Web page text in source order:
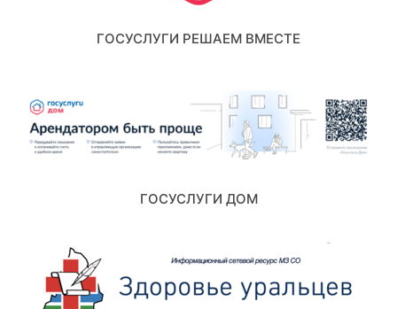
ГОСУСЛУГИ РЕШАЕМ ВМЕСТЕ
ГОСУСЛУГИ ДОМ